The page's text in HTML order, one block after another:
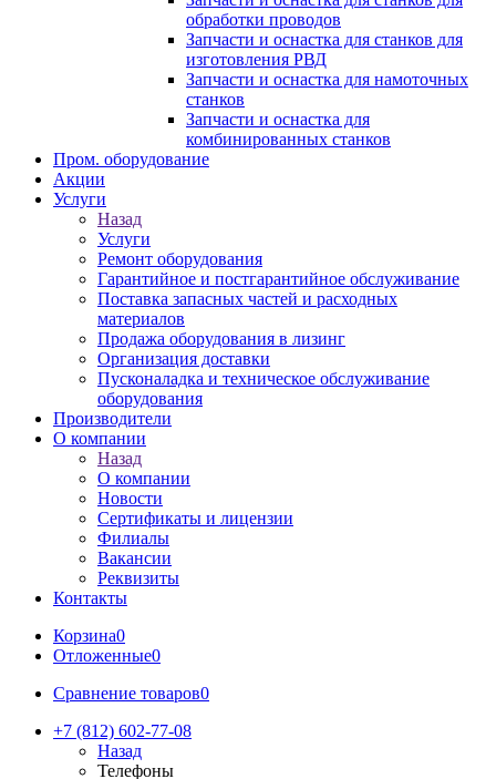
обработки проводов
Запчасти и оснастка для станков для
изготовления РВД
Запчасти и оснастка для намоточных
станков
Запчасти и оснастка для
комбинированных станков
Пром. оборудование
Акции
Услуги
Назад
Услуги
Ремонт оборудования
Гарантийное и постгарантийное обслуживание
Поставка запасных частей и расходных
материалов
Продажа оборудования в лизинг
Организация доставки
Пусконаладка и техническое обслуживание
оборудования
Производители
О компании
Назад
О компании
Новости
Сертификаты и лицензии
Филиалы
Вакансии
Реквизиты
Контакты
Корзина0
Отложенные0
Сравнение товаров0
+7 (812) 602-77-08
Назад
Телефоны